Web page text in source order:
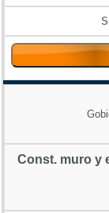
Const. muro y